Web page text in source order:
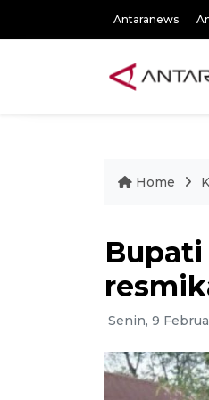
Antaranews
Home
Bupati
Senin, 9